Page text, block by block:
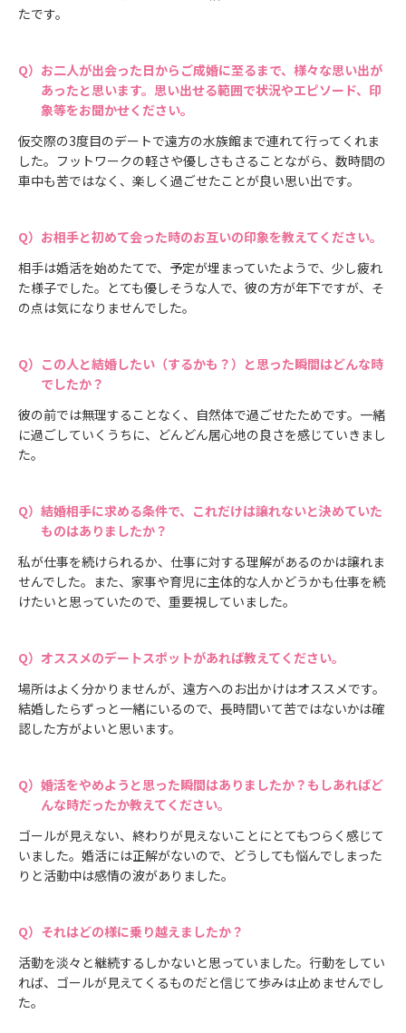
たです。
お二人が出会った日からご成婚に至るまで、様々な思い出が
あったと思います。思い出せる範囲で状況やエピソード、印
象等をお聞かせください。
仮交際の3度目のデートで遠方の水族館まで連れて行ってくれま
した。フットワークの軽さや優しさもさることながら、数時間の
車中も苦ではなく、楽しく過ごせたことが良い思い出です。
お相手と初めて会った時のお互いの印象を教えてください。
相手は婚活を始めたてで、予定が埋まっていたようで、少し疲れ
た様子でした。とても優しそうな人で、彼の方が年下ですが、そ
の点は気になりませんでした。
この人と結婚したい（するかも？）と思った瞬間はどんな時
でしたか？
彼の前では無理することなく、自然体で過ごせたためです。一緒
に過ごしていくうちに、どんどん居心地の良さを感じていきまし
た。
結婚相手に求める条件で、これだけは譲れないと決めていた
ものはありましたか？
私が仕事を続けられるか、仕事に対する理解があるのかは譲れま
せんでした。また、家事や育児に主体的な人かどうかも仕事を続
けたいと思っていたので、重要視していました。
オススメのデートスポットがあれば教えてください。
場所はよく分かりませんが、遠方へのお出かけはオススメです。
結婚したらずっと一緒にいるので、長時間いて苦ではないかは確
認した方がよいと思います。
婚活をやめようと思った瞬間はありましたか？もしあればど
んな時だったか教えてください。
ゴールが見えない、終わりが見えないことにとてもつらく感じて
いました。婚活には正解がないので、どうしても悩んでしまった
りと活動中は感情の波がありました。
それはどの様に乗り越えましたか？
活動を淡々と継続するしかないと思っていました。行動をしてい
れば、ゴールが見えてくるものだと信じて歩みは止めませんでし
た。